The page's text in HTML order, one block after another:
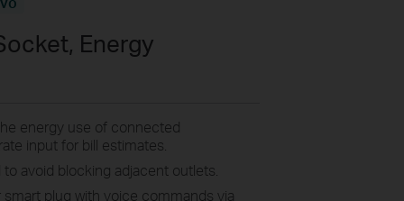
Energy
energy use of connected
input for bill estimates.
to avoid blocking adjacent outlets.
smart plug with voice commands via